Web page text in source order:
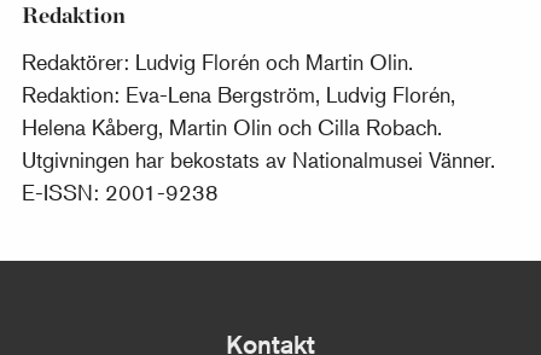
Redaktion
Redaktörer: Ludvig Florén och Martin Olin.
Redaktion: Eva-Lena Bergström, Ludvig Florén,
Helena Kåberg, Martin Olin och Cilla Robach.
Utgivningen har bekostats av Nationalmusei Vänner.
E-ISSN: 2001-9238
Kontakt